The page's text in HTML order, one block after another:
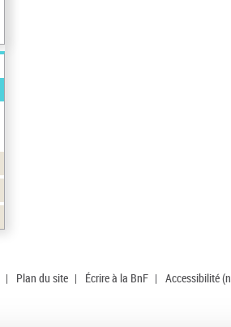
| Plan du site | Écrire à la BnF | Accessibilité